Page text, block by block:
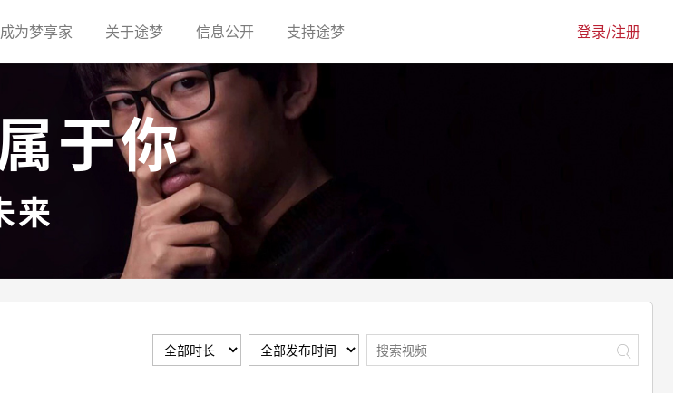
成为梦享家(current)关于途梦(current)信息公开(current)支持途梦(current) 登录/注册
于你
来